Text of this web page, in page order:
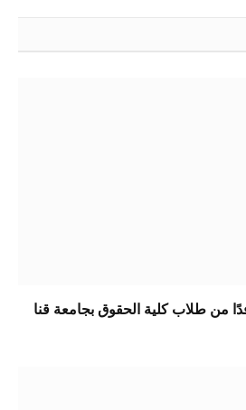
من طلاب كلية الحقوق بجامعة قنا